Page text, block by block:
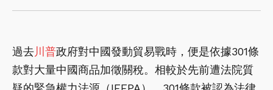
過去川普政府對中國發動貿易戰時，便是依據301條
款對大量中國商品加徵關稅。相較於先前遭法院質